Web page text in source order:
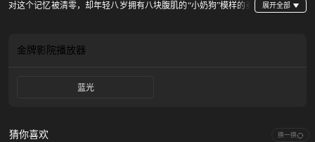
对这个记忆被清零，却年轻八岁拥有八块腹肌的“小奶狗”模样的秦
望时间定格，雨不要停……
金牌影院播放器
蓝光
猜你喜欢 换一换